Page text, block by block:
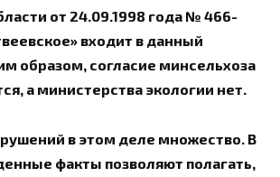
от 24.09.1998 года № 466-
входит в данный
образом, согласие минсельхоза
а министерства экологии нет.
в этом деле множество. В
факты позволяют полагать,